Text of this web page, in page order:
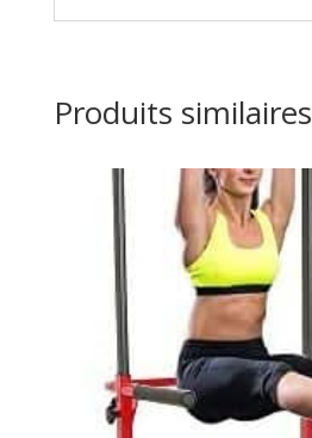
Produits similaires